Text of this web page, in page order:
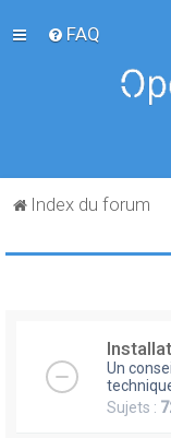
FAQ
Index du forum
Un
Sujets :